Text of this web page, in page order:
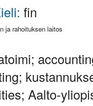
fin
ja rahoituksen laitos
Aalto-